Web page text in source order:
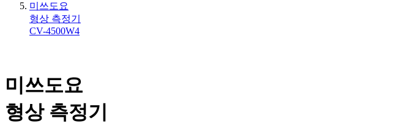
미쓰도요
형상 측정기
CV-4500W4
미쓰도요
형상 측정기